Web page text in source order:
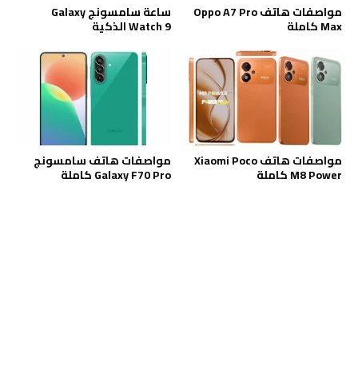
مواصفات هاتف Oppo A7 Pro
Max كاملة
ساعة سامسونج Galaxy
Watch 9 الذكية
مواصفات هاتف Xiaomi Poco
M8 Power كاملة
مواصفات هاتف سامسونج
Galaxy F70 Pro كاملة